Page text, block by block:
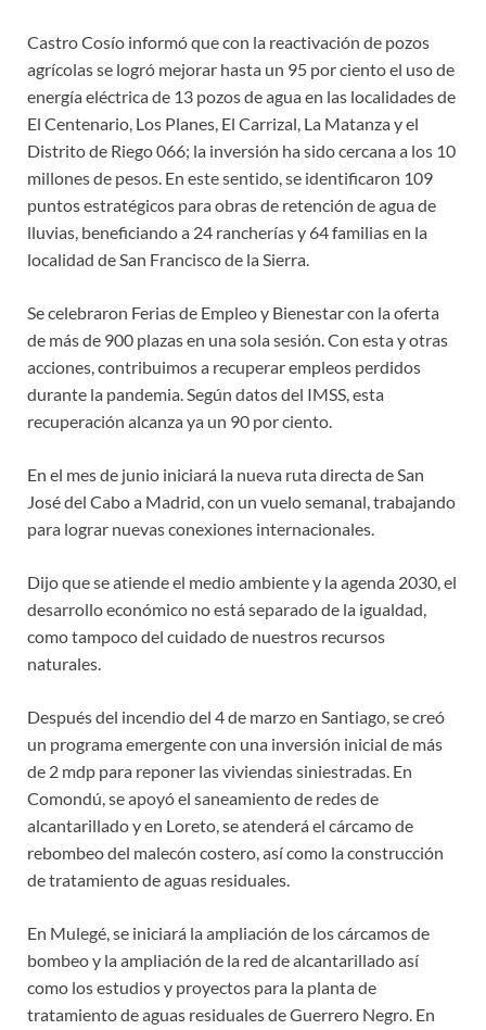
Castro Cosío informó que con la reactivación de pozos
agrícolas se logró mejorar hasta un 95 por ciento el uso de
energía eléctrica de 13 pozos de agua en las localidades de
El Centenario, Los Planes, El Carrizal, La Matanza y el
Distrito de Riego 066; la inversión ha sido cercana a los 10
millones de pesos. En este sentido, se identificaron 109
puntos estratégicos para obras de retención de agua de
lluvias, beneficiando a 24 rancherías y 64 familias en la
localidad de San Francisco de la Sierra.
Se celebraron Ferias de Empleo y Bienestar con la oferta
de más de 900 plazas en una sola sesión. Con esta y otras
acciones, contribuimos a recuperar empleos perdidos
durante la pandemia. Según datos del IMSS, esta
recuperación alcanza ya un 90 por ciento.
En el mes de junio iniciará la nueva ruta directa de San
José del Cabo a Madrid, con un vuelo semanal, trabajando
para lograr nuevas conexiones internacionales.
Dijo que se atiende el medio ambiente y la agenda 2030, el
desarrollo económico no está separado de la igualdad,
como tampoco del cuidado de nuestros recursos
naturales.
Después del incendio del 4 de marzo en Santiago, se creó
un programa emergente con una inversión inicial de más
de 2 mdp para reponer las viviendas siniestradas. En
Comondú, se apoyó el saneamiento de redes de
alcantarillado y en Loreto, se atenderá el cárcamo de
rebombeo del malecón costero, así como la construcción
de tratamiento de aguas residuales.
En Mulegé, se iniciará la ampliación de los cárcamos de
bombeo y la ampliación de la red de alcantarillado así
como los estudios y proyectos para la planta de
tratamiento de aguas residuales de Guerrero Negro. En